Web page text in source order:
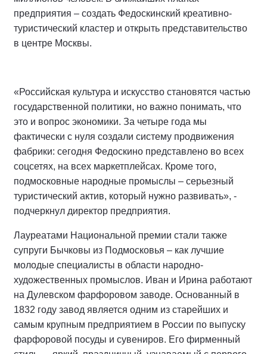
предприятия – создать Федоскинский креативно-
туристический кластер и открыть представительство
в центре Москвы.
«Российская культура и искусство становятся частью
государственной политики, но важно понимать, что
это и вопрос экономики. За четыре года мы
фактически с нуля создали систему продвижения
фабрики: сегодня Федоскино представлено во всех
соцсетях, на всех маркетплейсах. Кроме того,
подмосковные народные промыслы – серьезный
туристический актив, который нужно развивать», -
подчеркнул директор предприятия.
Лауреатами Национальной премии стали также
супруги Бычковы из Подмосковья – как лучшие
молодые специалисты в области народно-
художественных промыслов. Иван и Ирина работают
на Дулевском фарфоровом заводе. Основанный в
1832 году завод является одним из старейших и
самым крупным предприятием в России по выпуску
фарфоровой посуды и сувениров. Его фирменный